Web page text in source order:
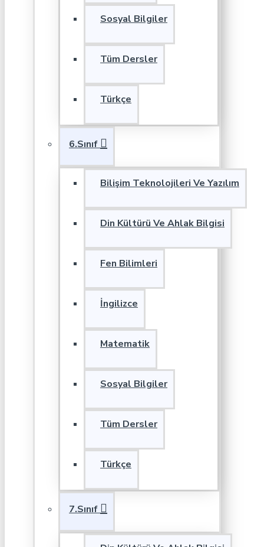
Sosyal Bilgiler
Tüm Dersler
Türkçe
6.Sınıf
Bilişim Teknolojileri Ve Yazılım
Din Kültürü Ve Ahlak Bilgisi
Fen Bilimleri
İngilizce
Matematik
Sosyal Bilgiler
Tüm Dersler
Türkçe
7.Sınıf